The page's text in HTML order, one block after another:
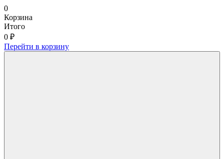
0
Корзина
Итого
0 ₽
Перейти в корзину